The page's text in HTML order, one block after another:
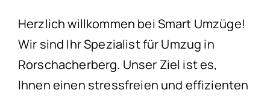
Herzlich willkommen bei Smart Umzüge!
Wir sind Ihr Spezialist für Umzug in
Rorschacherberg. Unser Ziel ist es,
Ihnen einen stressfreien und effizienten